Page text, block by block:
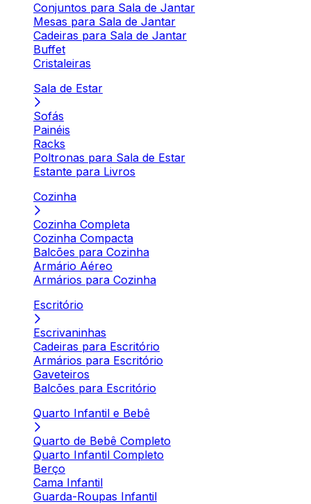
Conjuntos para Sala de Jantar
Mesas para Sala de Jantar
Cadeiras para Sala de Jantar
Buffet
Cristaleiras
Sala de Estar
Sofás
Painéis
Racks
Poltronas para Sala de Estar
Estante para Livros
Cozinha
Cozinha Completa
Cozinha Compacta
Balcões para Cozinha
Armário Aéreo
Armários para Cozinha
Escritório
Escrivaninhas
Cadeiras para Escritório
Armários para Escritório
Gaveteiros
Balcões para Escritório
Quarto Infantil e Bebê
Quarto de Bebê Completo
Quarto Infantil Completo
Berço
Cama Infantil
Guarda-Roupas Infantil